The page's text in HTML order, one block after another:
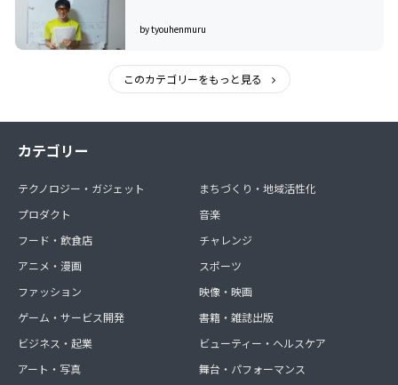
by tyouhenmuru
このカテゴリーをもっと見る
カテゴリー
テクノロジー・ガジェット
プロダクト
フード・飲食店
アニメ・漫画
ファッション
ゲーム・サービス開発
ビジネス・起業
アート・写真
まちづくり・地域活性化
音楽
チャレンジ
スポーツ
映像・映画
書籍・雑誌出版
ビューティー・ヘルスケア
舞台・パフォーマンス